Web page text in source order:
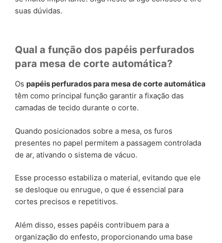
suas dúvidas.
Qual a função dos papéis perfurados
para mesa de corte automática?
Os papéis perfurados para mesa de corte automática
têm como principal função garantir a fixação das
camadas de tecido durante o corte.
Quando posicionados sobre a mesa, os furos
presentes no papel permitem a passagem controlada
de ar, ativando o sistema de vácuo.
Esse processo estabiliza o material, evitando que ele
se desloque ou enrugue, o que é essencial para
cortes precisos e repetitivos.
Além disso, esses papéis contribuem para a
organização do enfesto, proporcionando uma base